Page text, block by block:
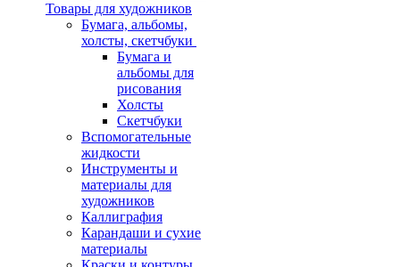
Товары для художников
Бумага, альбомы,
холсты, скетчбуки
Бумага и
альбомы для
рисования
Холсты
Скетчбуки
Вспомогательные
жидкости
Инструменты и
материалы для
художников
Каллиграфия
Карандаши и сухие
материалы